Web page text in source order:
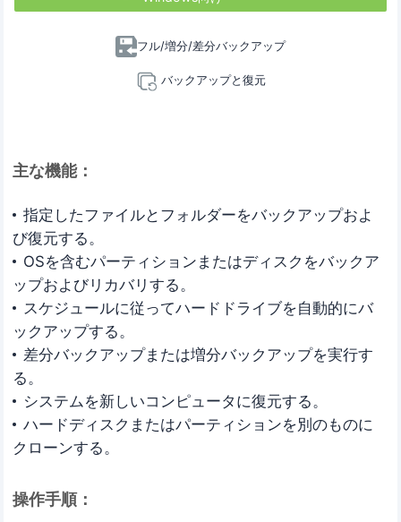
フル/増分/差分バックアップ
バックアップと復元
主な機能：
指定したファイルとフォルダーをバックアップおよ
び復元する。
OSを含むパーティションまたはディスクをバックア
ップおよびリカバリする。
スケジュールに従ってハードドライブを自動的にバ
ックアップする。
差分バックアップまたは増分バックアップを実行す
る。
システムを新しいコンピュータに復元する。
ハードディスクまたはパーティションを別のものに
クローンする。
操作手順：